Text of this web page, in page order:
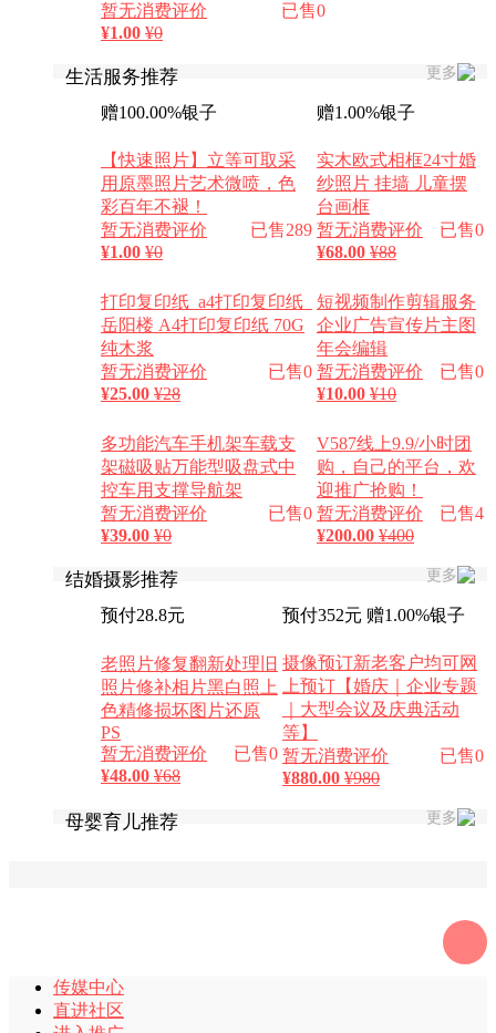
已售0
暂无消费评价
¥1.00 ¥0
更多
生活服务推荐
赠100.00%银子 赠1.00%银子
【快速照片】立等可取采
用原墨照片艺术微喷，色
彩百年不褪！
已售289
暂无消费评价
¥1.00 ¥0
实木欧式相框24寸婚
纱照片 挂墙 儿童摆
台画框
已售0
暂无消费评价
¥68.00 ¥88
打印复印纸_a4打印复印纸_
岳阳楼 A4打印复印纸 70G
纯木浆
已售0
暂无消费评价
¥25.00 ¥28
短视频制作剪辑服务
企业广告宣传片主图
年会编辑
已售0
暂无消费评价
¥10.00 ¥10
多功能汽车手机架车载支
架磁吸贴万能型吸盘式中
控车用支撑导航架
已售0
暂无消费评价
¥39.00 ¥0
V587线上9.9/小时团
购，自己的平台，欢
迎推广抢购！
已售4
暂无消费评价
¥200.00 ¥400
更多
结婚摄影推荐
预付28.8元 预付352元 赠1.00%银子
老照片修复翻新处理旧
照片修补相片黑白照上
色精修损坏图片还原
PS
已售0
暂无消费评价
¥48.00 ¥68
摄像预订新老客户均可网
上预订【婚庆｜企业专题
｜大型会议及庆典活动
等】
已售0
暂无消费评价
¥880.00 ¥980
更多
母婴育儿推荐
传媒中心
直进社区